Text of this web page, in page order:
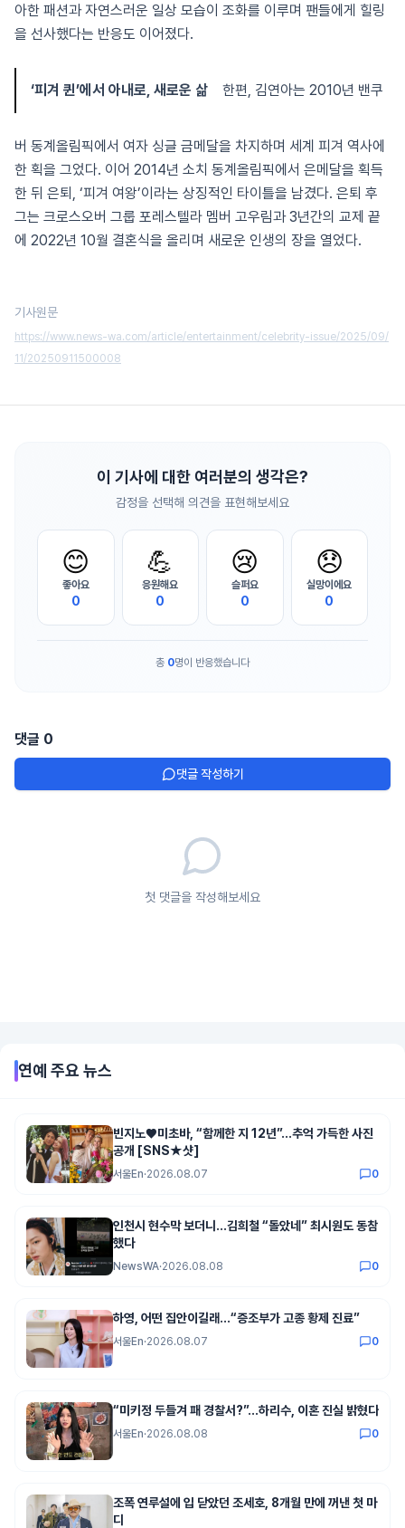
아한 패션과 자연스러운 일상 모습이 조화를 이루며 팬들에게 힐링
을 선사했다는 반응도 이어졌다.
‘피겨 퀸’에서 아내로, 새로운 삶 한편, 김연아는 2010년 밴쿠
버 동계올림픽에서 여자 싱글 금메달을 차지하며 세계 피겨 역사에
한 획을 그었다. 이어 2014년 소치 동계올림픽에서 은메달을 획득
한 뒤 은퇴, ‘피겨 여왕’이라는 상징적인 타이틀을 남겼다. 은퇴 후
그는 크로스오버 그룹 포레스텔라 멤버 고우림과 3년간의 교제 끝
에 2022년 10월 결혼식을 올리며 새로운 인생의 장을 열었다.
기사원문
https://www.news-wa.com/article/entertainment/celebrity-issue/2025/09/
11/20250911500008
이 기사에 대한 여러분의 생각은?
감정을 선택해 의견을 표현해보세요
😊
좋아요
0
💪
응원해요
0
😢
슬퍼요
0
😞
실망이에요
0
총 0명이 반응했습니다
댓글 0
댓글 작성하기
첫 댓글을 작성해보세요
연예 주요 뉴스
빈지노♥미초바, “함께한 지 12년”…추억 가득한 사진
공개 [SNS★샷]
서울En·2026.08.07 0
인천시 현수막 보더니…김희철 “돌았네” 최시원도 동참
했다
NewsWA·2026.08.08 0
하영, 어떤 집안이길래…“증조부가 고종 황제 진료”
서울En·2026.08.07 0
“미키정 두들겨 패 경찰서?”…하리수, 이혼 진실 밝혔다
서울En·2026.08.08 0
조폭 연루설에 입 닫았던 조세호, 8개월 만에 꺼낸 첫 마
디